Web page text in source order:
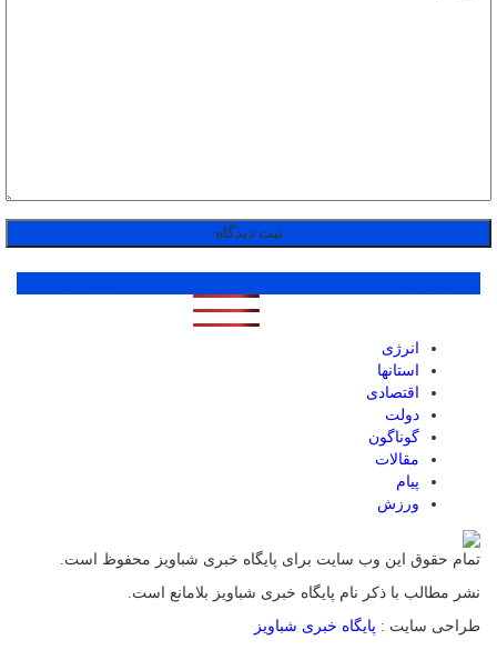
انرژی
استانها
اقتصادی
دولت
گوناگون
مقالات
پیام
ورزش
تمام حقوق این وب سایت برای پایگاه خبری شباویز محفوظ است.
نشر مطالب با ذکر نام پایگاه خبری شباویز بلامانع است.
طراحی سایت : پایگاه خبری شباویز